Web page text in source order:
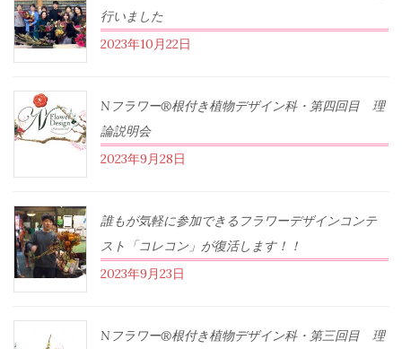
行いました
2023年10月22日
Nフラワー®根付き植物デザイン科・第四回目 理
論説明会
2023年9月28日
誰もが気軽に参加できるフラワーデザインコンテ
スト「コレコン」が復活します！！
2023年9月23日
Nフラワー®根付き植物デザイン科・第三回目 理